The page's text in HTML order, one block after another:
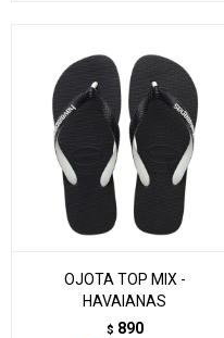
OJOTA TOP MIX -
HAVAIANAS
$ 890